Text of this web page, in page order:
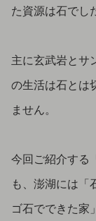
た資源は石でし
主に玄武岩とサ
の生活は石とは
ません。
今回ご紹介する
も、澎湖には「
ゴ石でできた家